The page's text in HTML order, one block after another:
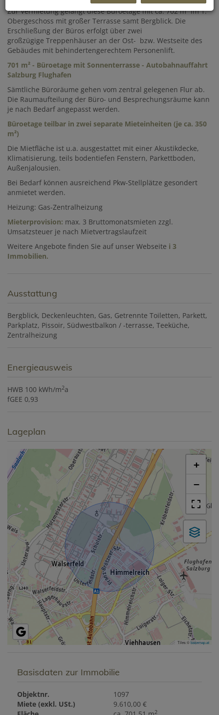
Zur Vermietung gelangt diese Büroetage mit ca. 702 m² im 1.
Obergeschoss mit großer Terrasse samt Bergblick. Die
Erschließung der Büros erfolgt über zwei
großzügige Treppenhäuser an der Ost- bzw. Westseite des
Gebäudes mit behindertengerechtem Personenlift.
701 m² - Büroetage mit Sonnenterrasse - Autobahnauffahrt
Salzburg Flughafen
Sämtliche Büroräume gehen vom zentral gelegenen Flur ab.
Die Raumaufteilung der Büro- und Besprechungsräume kann
je nach Bedarf angepasst werden.
Büroetage teilbar in zwei separate Mieteinheiten (je ca. 350
m²)
Die Mietfläche ist u.a. ausgestattet mit einer Akustikdecke,
Klimatisierung, teils bodentiefen Fenstern, Parkettboden,
Außenjalousien.
Bei Bedarf können ausreichend Pkw-Stellplätze gesondert
anmietet werden.
Heizung: Gas-Zentralheizung
Mieterprovision: max. 3 Bruttomonatsmieten zzgl.
Umsatzsteuer je nach Mietvertragslaufzeit
Weitere Angebote finden Sie auf unser Webseite i 3
Immobilien.
Ausstattung
Bergblick Deckenleuchten Gas Getrennte Toiletten Parkett
Parkplatz Pissoir Südwestbalkon / -terrasse Teeküche
Zentralheizung
Energieausweis
HWB 100 kWh/m2a
fGEE 0,93
Lageplan
+
−
Tiles ©basemap.at
Basisdaten zur Immobilie
Objektnr.
1097
Miete (exkl. USt.)
9.610,00 €
2